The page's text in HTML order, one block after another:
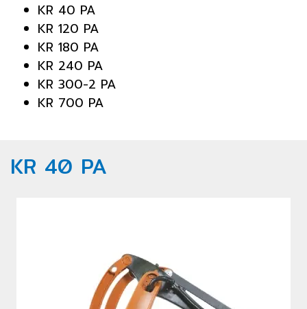
KR 40 PA
KR 120 PA
KR 180 PA
KR 240 PA
KR 300-2 PA
KR 700 PA
KR 40 PA